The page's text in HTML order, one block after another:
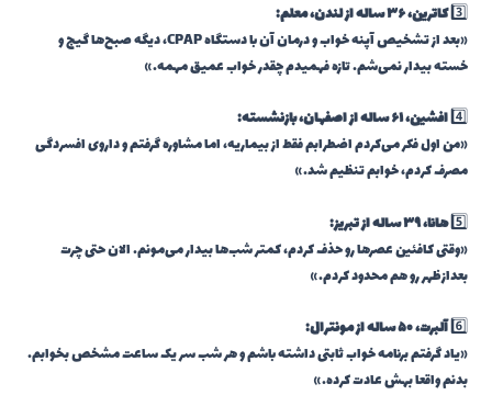
3️⃣کاترین، ۳۶ ساله از لندن، معلم:
«بعد از تشخیص آپنه خواب و درمان آن با دستگاه CPAP، دیگه صبح‌ها گیج و
خسته بیدار نمی‌شم. تازه فهمیدم چقدر خواب عمیق مهمه.»
4️⃣افشین، ۶۱ ساله از اصفهان، بازنشسته:
«من اول فکر می‌کردم اضطرابم فقط از بیماریه، اما مشاوره گرفتم و داروی افسردگی
مصرف کردم، خوابم تنظیم شد.»
5️⃣هانا، ۳۹ ساله از تبریز:
«وقتی کافئین عصرها رو حذف کردم، کمتر شب‌ها بیدار می‌مونم. الان حتی چرت
بعدازظهر رو هم محدود کردم.»
6️⃣آلبرت، ۵۰ ساله از مونترال:
«یاد گرفتم برنامه خواب ثابتی داشته باشم و هر شب سر یک ساعت مشخص بخوابم.
بدنم واقعا بهش عادت کرده.»